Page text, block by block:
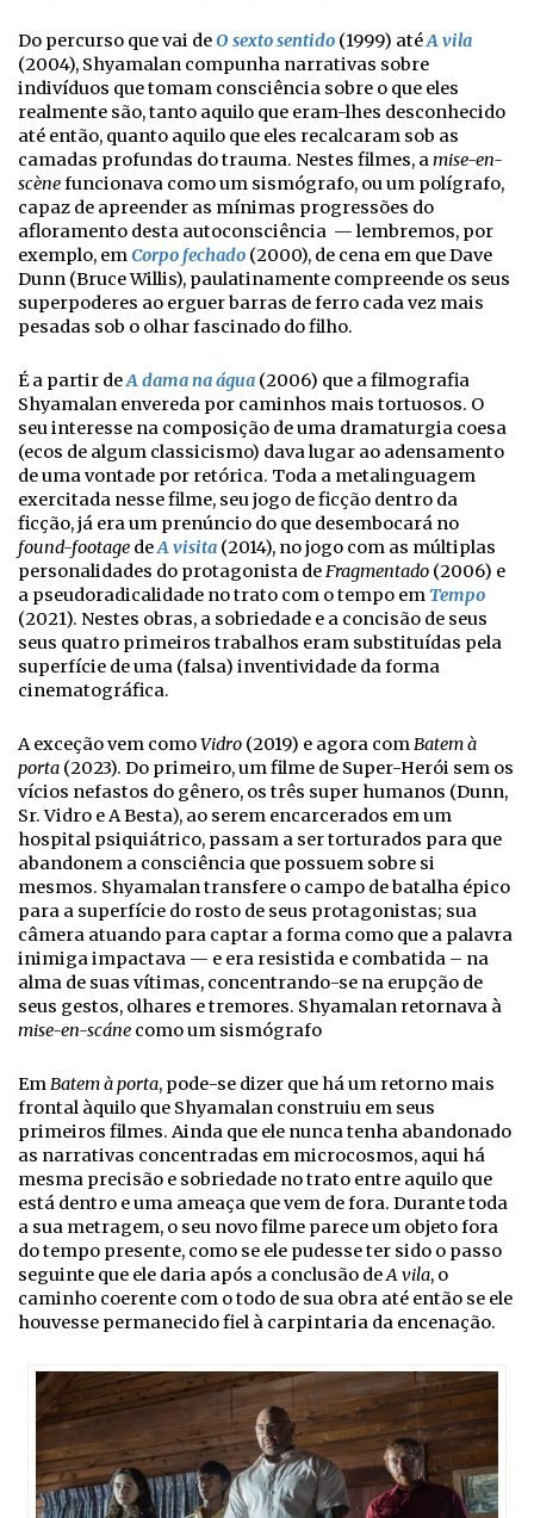
Do percurso que vai deO sexto sentido (1999) atéA vila
(2004), Shyamalan compunha narrativas sobre
indivíduos que tomam consciência sobre o que eles
realmente são, tanto aquilo que eram-lhes desconhecido
até então, quanto aquilo que eles recalcaram sob as
camadas profundas do trauma. Nestes filmes, amise-en-
scènefuncionava como um sismógrafo, ou um polígrafo,
capaz de apreender as mínimas progressões do
afloramento desta autoconsciência —lembremos, por
exemplo, emCorpo fechado (2000), de cena em que Dave
Dunn (Bruce Willis), paulatinamente compreende os seus
superpoderes ao erguer barras de ferro cada vez mais
pesadas sob o olhar fascinado do filho.
É a partir deA dama na água (2006) que a filmografia
Shyamalan envereda por caminhos mais tortuosos. O
seu interesse na composição de uma dramaturgia coesa
(ecos de algum classicismo) dava lugar ao adensamento
de uma vontade por retórica. Toda a metalinguagem
exercitada nesse filme, seu jogo de ficção dentro da
ficção, já era um prenúncio do que desembocará no
found-footage deA visita (2014), no jogo com as múltiplas
personalidades do protagonista deFragmentado (2006) e
a pseudoradicalidade no trato com o tempo emTempo
(2021). Nestes obras, a sobriedade e a concisão de seus
seus quatro primeiros trabalhos eram substituídas pela
superfície de uma (falsa) inventividade da forma
cinematográfica.
A exceção vem comoVidro (2019) e agora comBatem à
porta (2023). Do primeiro, um filme de Super-Herói sem os
vícios nefastos do gênero, os três super humanos (Dunn,
Sr. Vidro e A Besta), ao serem encarcerados em um
hospital psiquiátrico, passam a ser torturados para que
abandonem a consciência que possuem sobre si
mesmos. Shyamalan transfere o campo de batalha épico
para a superfície do rosto de seus protagonistas; sua
câmera atuando para captar a forma como que a palavra
inimiga impactava — e era resistida e combatida – na
alma de suas vítimas, concentrando-se na erupção de
seus gestos, olhares e tremores. Shyamalan retornava à
mise-en-scáne como um sismógrafo
EmBatem à porta, pode-se dizer que há um retorno mais
frontal àquilo que Shyamalan construiu em seus
primeiros filmes. Ainda que ele nunca tenha abandonado
as narrativas concentradas em microcosmos, aqui há
mesma precisão e sobriedade no trato entre aquilo que
está dentro e uma ameaça que vem de fora. Durante toda
a sua metragem, o seu novo filme parece um objeto fora
do tempo presente, como se ele pudesse ter sido o passo
seguinte que ele daria após a conclusão deA vila, o
caminho coerente com o todo de sua obra até então se ele
houvesse permanecido fiel à carpintaria da encenação.